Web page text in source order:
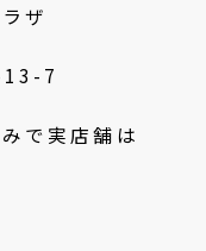
ザ
13-7
で実店舗は